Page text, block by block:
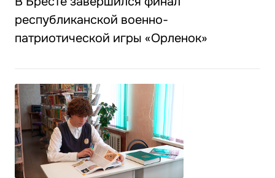
республиканской военно-
патриотической игры «Орленок»